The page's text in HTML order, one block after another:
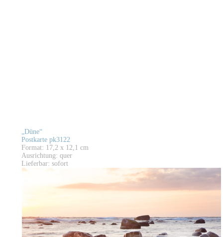
„Düne“
Postkarte pk3122
Format: 17,2 x 12,1 cm
Ausrichtung: quer
Lieferbar: sofort